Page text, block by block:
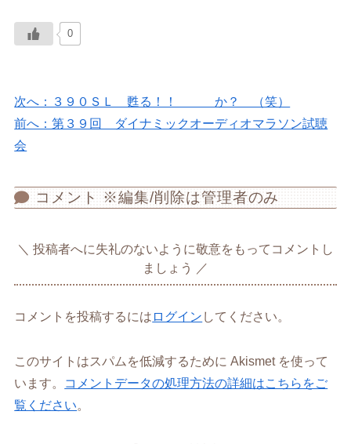
0
次へ：３９０ＳＬ 甦る！！ か？ （笑）
前へ：第３９回 ダイナミックオーディオマラソン試聴
会
コメント ※編集/削除は管理者のみ
投稿者へに失礼のないように敬意をもってコメントし
ましょう
コメントを投稿するには ログイン してください。
このサイトはスパムを低減するために Akismet を使って
います。
コメントデータの処理方法の詳細はこちらをご
覧ください。